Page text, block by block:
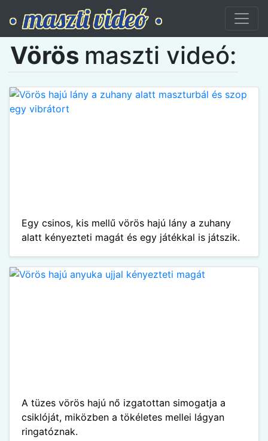
Vörös maszti videó:
Egy csinos, kis mellű vörös hajú lány a zuhany
alatt kényezteti magát és egy játékkal is játszik.
A tüzes vörös hajú nő izgatottan simogatja a
csiklóját, miközben a tökéletes mellei lágyan
ringatóznak.